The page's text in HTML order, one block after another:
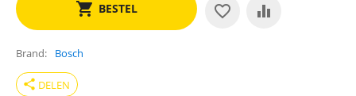
BESTEL
Brand Bosch
share DELEN